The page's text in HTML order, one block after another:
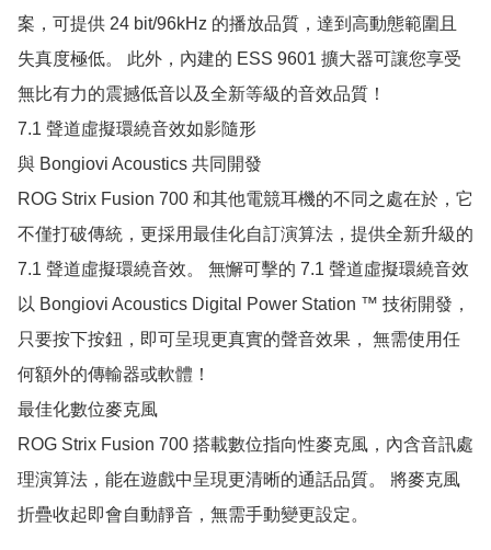
案，可提供 24 bit/96kHz 的播放品質，達到高動態範圍且
失真度極低。 此外，內建的 ESS 9601 擴大器可讓您享受
無比有力的震撼低音以及全新等級的音效品質！
7.1 聲道虛擬環繞音效如影隨形
與 Bongiovi Acoustics 共同開發
ROG Strix Fusion 700 和其他電競耳機的不同之處在於，它
不僅打破傳統，更採用最佳化自訂演算法，提供全新升級的
7.1 聲道虛擬環繞音效。 無懈可擊的 7.1 聲道虛擬環繞音效
以 Bongiovi Acoustics Digital Power Station ™ 技術開發，
只要按下按鈕，即可呈現更真實的聲音效果， 無需使用任
何額外的傳輸器或軟體！
最佳化數位麥克風
ROG Strix Fusion 700 搭載數位指向性麥克風，內含音訊處
理演算法，能在遊戲中呈現更清晰的通話品質。 將麥克風
折疊收起即會自動靜音，無需手動變更設定。